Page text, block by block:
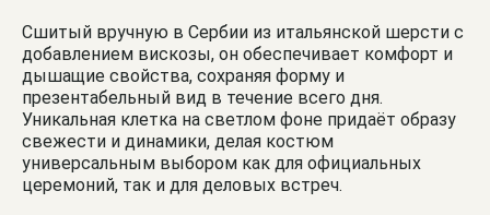
Сшитый вручную в Сербии из итальянской шерсти с
добавлением вискозы, он обеспечивает комфорт и
дышащие свойства, сохраняя форму и
презентабельный вид в течение всего дня.
Уникальная клетка на светлом фоне придаёт образу
свежести и динамики, делая костюм
универсальным выбором как для официальных
церемоний, так и для деловых встреч.